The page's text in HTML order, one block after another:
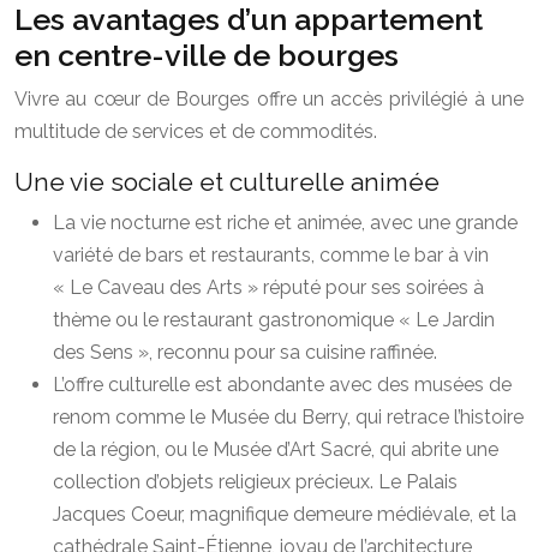
Les avantages d’un appartement
en centre-ville de bourges
Vivre au cœur de Bourges offre un accès privilégié à une
multitude de services et de commodités.
Une vie sociale et culturelle animée
La vie nocturne est riche et animée, avec une grande
variété de bars et restaurants, comme le bar à vin
« Le Caveau des Arts » réputé pour ses soirées à
thème ou le restaurant gastronomique « Le Jardin
des Sens », reconnu pour sa cuisine raffinée.
L’offre culturelle est abondante avec des musées de
renom comme le Musée du Berry, qui retrace l’histoire
de la région, ou le Musée d’Art Sacré, qui abrite une
collection d’objets religieux précieux. Le Palais
Jacques Coeur, magnifique demeure médiévale, et la
cathédrale Saint-Étienne, joyau de l’architecture